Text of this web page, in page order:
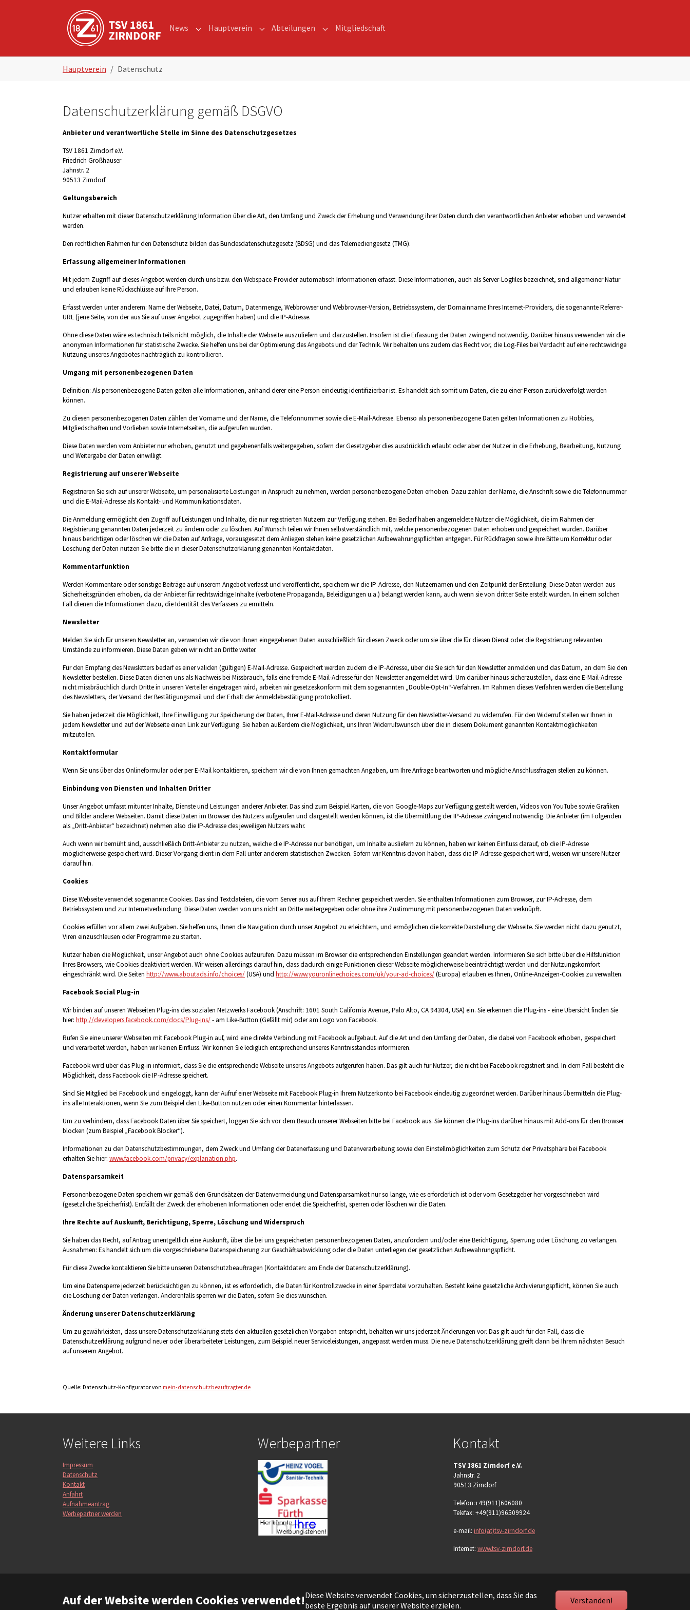
Auf der Website werden Cookies verwendet!Diese Website verwendet Cookies, um sicherzustellen, dass Sie das
beste Ergebnis auf unserer Website erzielen.
Verstanden!
News Submenu for "News"
Hauptverein Submenu for "Hauptverein"
Abteilungen Submenu for "Abteilungen"
Mitgliedschaft
Hauptverein Datenschutz
Datenschutzerklärung gemäß DSGVO
Anbieter und verantwortliche Stelle im Sinne des Datenschutzgesetzes
TSV 1861 Zirndorf e.V.
Friedrich Großhauser
Jahnstr. 2
90513 Zirndorf
Geltungsbereich
Nutzer erhalten mit dieser Datenschutzerklärung Information über die Art, den Umfang und Zweck der Erhebung und Verwendung ihrer Daten durch den verantwortlichen Anbieter erhoben und verwendet
werden.
Den rechtlichen Rahmen für den Datenschutz bilden das Bundesdatenschutzgesetz (BDSG) und das Telemediengesetz (TMG).
Erfassung allgemeiner Informationen
Mit jedem Zugriff auf dieses Angebot werden durch uns bzw. den Webspace-Provider automatisch Informationen erfasst. Diese Informationen, auch als Server-Logfiles bezeichnet, sind allgemeiner Natur
und erlauben keine Rückschlüsse auf Ihre Person.
Erfasst werden unter anderem: Name der Webseite, Datei, Datum, Datenmenge, Webbrowser und Webbrowser-Version, Betriebssystem, der Domainname Ihres Internet-Providers, die sogenannte Referrer-
URL (jene Seite, von der aus Sie auf unser Angebot zugegriffen haben) und die IP-Adresse.
Ohne diese Daten wäre es technisch teils nicht möglich, die Inhalte der Webseite auszuliefern und darzustellen. Insofern ist die Erfassung der Daten zwingend notwendig. Darüber hinaus verwenden wir die
anonymen Informationen für statistische Zwecke. Sie helfen uns bei der Optimierung des Angebots und der Technik. Wir behalten uns zudem das Recht vor, die Log-Files bei Verdacht auf eine rechtswidrige
Nutzung unseres Angebotes nachträglich zu kontrollieren.
Umgang mit personenbezogenen Daten
Definition: Als personenbezogene Daten gelten alle Informationen, anhand derer eine Person eindeutig identifizierbar ist. Es handelt sich somit um Daten, die zu einer Person zurückverfolgt werden
können.
Zu diesen personenbezogenen Daten zählen der Vorname und der Name, die Telefonnummer sowie die E-Mail-Adresse. Ebenso als personenbezogene Daten gelten Informationen zu Hobbies,
Mitgliedschaften und Vorlieben sowie Internetseiten, die aufgerufen wurden.
Diese Daten werden vom Anbieter nur erhoben, genutzt und gegebenenfalls weitergegeben, sofern der Gesetzgeber dies ausdrücklich erlaubt oder aber der Nutzer in die Erhebung, Bearbeitung, Nutzung
und Weitergabe der Daten einwilligt.
Registrierung auf unserer Webseite
Registrieren Sie sich auf unserer Webseite, um personalisierte Leistungen in Anspruch zu nehmen, werden personenbezogene Daten erhoben. Dazu zählen der Name, die Anschrift sowie die Telefonnummer
und die E-Mail-Adresse als Kontakt- und Kommunikationsdaten.
Die Anmeldung ermöglicht den Zugriff auf Leistungen und Inhalte, die nur registrierten Nutzern zur Verfügung stehen. Bei Bedarf haben angemeldete Nutzer die Möglichkeit, die im Rahmen der
Registrierung genannten Daten jederzeit zu ändern oder zu löschen. Auf Wunsch teilen wir Ihnen selbstverständlich mit, welche personenbezogenen Daten erhoben und gespeichert wurden. Darüber
hinaus berichtigen oder löschen wir die Daten auf Anfrage, vorausgesetzt dem Anliegen stehen keine gesetzlichen Aufbewahrungspflichten entgegen. Für Rückfragen sowie ihre Bitte um Korrektur oder
Löschung der Daten nutzen Sie bitte die in dieser Datenschutzerklärung genannten Kontaktdaten.
Kommentarfunktion
Werden Kommentare oder sonstige Beiträge auf unserem Angebot verfasst und veröffentlicht, speichern wir die IP-Adresse, den Nutzernamen und den Zeitpunkt der Erstellung. Diese Daten werden aus
Sicherheitsgründen erhoben, da der Anbieter für rechtswidrige Inhalte (verbotene Propaganda, Beleidigungen u.a.) belangt werden kann, auch wenn sie von dritter Seite erstellt wurden. In einem solchen
Fall dienen die Informationen dazu, die Identität des Verfassers zu ermitteln.
Newsletter
Melden Sie sich für unseren Newsletter an, verwenden wir die von Ihnen eingegebenen Daten ausschließlich für diesen Zweck oder um sie über die für diesen Dienst oder die Registrierung relevanten
Umstände zu informieren. Diese Daten geben wir nicht an Dritte weiter.
Für den Empfang des Newsletters bedarf es einer validen (gültigen) E-Mail-Adresse. Gespeichert werden zudem die IP-Adresse, über die Sie sich für den Newsletter anmelden und das Datum, an dem Sie den
Newsletter bestellen. Diese Daten dienen uns als Nachweis bei Missbrauch, falls eine fremde E-Mail-Adresse für den Newsletter angemeldet wird. Um darüber hinaus sicherzustellen, dass eine E-Mail-Adresse
nicht missbräuchlich durch Dritte in unseren Verteiler eingetragen wird, arbeiten wir gesetzeskonform mit dem sogenannten „Double-Opt-In“-Verfahren. Im Rahmen dieses Verfahren werden die Bestellung
des Newsletters, der Versand der Bestätigungsmail und der Erhalt der Anmeldebestätigung protokolliert.
Sie haben jederzeit die Möglichkeit, Ihre Einwilligung zur Speicherung der Daten, Ihrer E-Mail-Adresse und deren Nutzung für den Newsletter-Versand zu widerrufen. Für den Widerruf stellen wir Ihnen in
jedem Newsletter und auf der Webseite einen Link zur Verfügung. Sie haben außerdem die Möglichkeit, uns Ihren Widerrufswunsch über die in diesem Dokument genannten Kontaktmöglichkeiten
mitzuteilen.
Kontaktformular
Wenn Sie uns über das Onlineformular oder per E-Mail kontaktieren, speichern wir die von Ihnen gemachten Angaben, um Ihre Anfrage beantworten und mögliche Anschlussfragen stellen zu können.
Einbindung von Diensten und Inhalten Dritter
Unser Angebot umfasst mitunter Inhalte, Dienste und Leistungen anderer Anbieter. Das sind zum Beispiel Karten, die von Google-Maps zur Verfügung gestellt werden, Videos von YouTube sowie Grafiken
und Bilder anderer Webseiten. Damit diese Daten im Browser des Nutzers aufgerufen und dargestellt werden können, ist die Übermittlung der IP-Adresse zwingend notwendig. Die Anbieter (im Folgenden
als „Dritt-Anbieter“ bezeichnet) nehmen also die IP-Adresse des jeweiligen Nutzers wahr.
Auch wenn wir bemüht sind, ausschließlich Dritt-Anbieter zu nutzen, welche die IP-Adresse nur benötigen, um Inhalte ausliefern zu können, haben wir keinen Einfluss darauf, ob die IP-Adresse
möglicherweise gespeichert wird. Dieser Vorgang dient in dem Fall unter anderem statistischen Zwecken. Sofern wir Kenntnis davon haben, dass die IP-Adresse gespeichert wird, weisen wir unsere Nutzer
darauf hin.
Cookies
Diese Webseite verwendet sogenannte Cookies. Das sind Textdateien, die vom Server aus auf Ihrem Rechner gespeichert werden. Sie enthalten Informationen zum Browser, zur IP-Adresse, dem
Betriebssystem und zur Internetverbindung. Diese Daten werden von uns nicht an Dritte weitergegeben oder ohne ihre Zustimmung mit personenbezogenen Daten verknüpft.
Cookies erfüllen vor allem zwei Aufgaben. Sie helfen uns, Ihnen die Navigation durch unser Angebot zu erleichtern, und ermöglichen die korrekte Darstellung der Webseite. Sie werden nicht dazu genutzt,
Viren einzuschleusen oder Programme zu starten.
Nutzer haben die Möglichkeit, unser Angebot auch ohne Cookies aufzurufen. Dazu müssen im Browser die entsprechenden Einstellungen geändert werden. Informieren Sie sich bitte über die Hilfsfunktion
Ihres Browsers, wie Cookies deaktiviert werden. Wir weisen allerdings darauf hin, dass dadurch einige Funktionen dieser Webseite möglicherweise beeinträchtigt werden und der Nutzungskomfort
eingeschränkt wird. Die Seiten http://www.aboutads.info/choices/(USA) und http://www.youronlinechoices.com/uk/your-ad-choices/(Europa) erlauben es Ihnen, Online-Anzeigen-Cookies zu verwalten.
Facebook Social Plug-in
Wir binden auf unseren Webseiten Plug-ins des sozialen Netzwerks Facebook (Anschrift: 1601 South California Avenue, Palo Alto, CA 94304, USA) ein. Sie erkennen die Plug-ins - eine Übersicht finden Sie
hier: http://developers.facebook.com/docs/Plug-ins/- am Like-Button (Gefällt mir) oder am Logo von Facebook.
Rufen Sie eine unserer Webseiten mit Facebook Plug-in auf, wird eine direkte Verbindung mit Facebook aufgebaut. Auf die Art und den Umfang der Daten, die dabei von Facebook erhoben, gespeichert
und verarbeitet werden, haben wir keinen Einfluss. Wir können Sie lediglich entsprechend unseres Kenntnisstandes informieren.
Facebook wird über das Plug-in informiert, dass Sie die entsprechende Webseite unseres Angebots aufgerufen haben. Das gilt auch für Nutzer, die nicht bei Facebook registriert sind. In dem Fall besteht die
Möglichkeit, dass Facebook die IP-Adresse speichert.
Sind Sie Mitglied bei Facebook und eingeloggt, kann der Aufruf einer Webseite mit Facebook Plug-in Ihrem Nutzerkonto bei Facebook eindeutig zugeordnet werden. Darüber hinaus übermitteln die Plug-
ins alle Interaktionen, wenn Sie zum Beispiel den Like-Button nutzen oder einen Kommentar hinterlassen.
Um zu verhindern, dass Facebook Daten über Sie speichert, loggen Sie sich vor dem Besuch unserer Webseiten bitte bei Facebook aus. Sie können die Plug-ins darüber hinaus mit Add-ons für den Browser
blocken (zum Beispiel „Facebook Blocker“).
Informationen zu den Datenschutzbestimmungen, dem Zweck und Umfang der Datenerfassung und Datenverarbeitung sowie den Einstellmöglichkeiten zum Schutz der Privatsphäre bei Facebook
erhalten Sie hier: www.facebook.com/privacy/explanation.php.
Datensparsamkeit
Personenbezogene Daten speichern wir gemäß den Grundsätzen der Datenvermeidung und Datensparsamkeit nur so lange, wie es erforderlich ist oder vom Gesetzgeber her vorgeschrieben wird
(gesetzliche Speicherfrist). Entfällt der Zweck der erhobenen Informationen oder endet die Speicherfrist, sperren oder löschen wir die Daten.
Ihre Rechte auf Auskunft, Berichtigung, Sperre, Löschung und Widerspruch
Sie haben das Recht, auf Antrag unentgeltlich eine Auskunft, über die bei uns gespeicherten personenbezogenen Daten, anzufordern und/oder eine Berichtigung, Sperrung oder Löschung zu verlangen.
Ausnahmen: Es handelt sich um die vorgeschriebene Datenspeicherung zur Geschäftsabwicklung oder die Daten unterliegen der gesetzlichen Aufbewahrungspflicht.
Für diese Zwecke kontaktieren Sie bitte unseren Datenschutzbeauftragen (Kontaktdaten: am Ende der Datenschutzerklärung).
Um eine Datensperre jederzeit berücksichtigen zu können, ist es erforderlich, die Daten für Kontrollzwecke in einer Sperrdatei vorzuhalten. Besteht keine gesetzliche Archivierungspflicht, können Sie auch
die Löschung der Daten verlangen. Anderenfalls sperren wir die Daten, sofern Sie dies wünschen.
Änderung unserer Datenschutzerklärung
Um zu gewährleisten, dass unsere Datenschutzerklärung stets den aktuellen gesetzlichen Vorgaben entspricht, behalten wir uns jederzeit Änderungen vor. Das gilt auch für den Fall, dass die
Datenschutzerklärung aufgrund neuer oder überarbeiteter Leistungen, zum Beispiel neuer Serviceleistungen, angepasst werden muss. Die neue Datenschutzerklärung greift dann bei Ihrem nächsten Besuch
auf unserem Angebot.
Quelle: Datenschutz-Konfigurator von mein-datenschutzbeauftragter.de
Weitere Links
Impressum
Datenschutz
Kontakt
Anfahrt
Aufnahmeantrag
Werbepartner werden
Werbepartner Kontakt
TSV 1861 Zirndorf e.V.
Jahnstr. 2
90513 Zirndorf
Telefon:+49(911)606080
Telefax: +49(911)96509924
e-mail: info(at)tsv-zirndorf.de
Internet: www.tsv-zirndorf.de